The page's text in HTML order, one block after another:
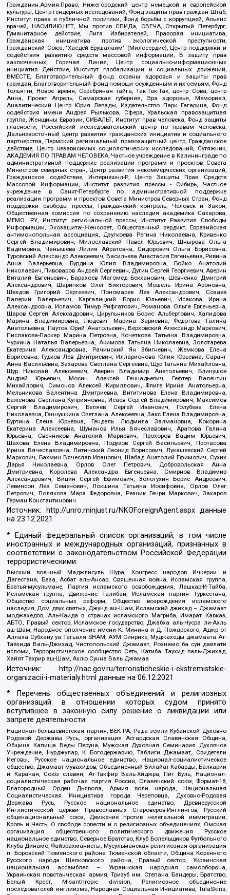
Гражданин.Армия.Право, Нижегородский центр немецкой и европейской
культуры, Центр гендерных исследований, Фонд защиты прав граждан Штаб,
Институт права и публичной политики, Фонд борьбы с коррупцией, Альянс
врачей, НАСИЛИЮ.НЕТ, Мы против СПИДа, СВЕЧА, Открытый Петербург,
Гуманитарное действие, Лига Избирателей, Правовая инициатива,
Гражданская инициатива против экологической преступности,
Гражданский Союз, "Хасдей Ерушалаим" (Милосердие), Центр поддержки и
содействия развитию средств массовой информации, В защиту прав
заключенных, Горячая Линия, Центр социально-информационных
инициатив Действие, Институт глобализации и социальных движений,
ВМЕСТЕ, Благотворительный фонд охраны здоровья и защиты прав
граждан, Благотворительный фонд помощи осужденным и их семьям, Фонд
Тольятти, Новое время, Серебряная тайга, Так-Так-Так, центр Сова, центр
Анна, Проект Апрель, Самарская губерния, Эра здоровья, Мемориал,
Аналитический Центр Юрия Левады, Издательство Парк Гагарина, Фонд
содействия имени Андрея Рылькова, Сфера, Уральская правозащитная
группа, Женщины Евразии, СИБАЛЬТ, Институт прав человека, Фонд защиты
гласности, Российский исследовательский центр по правам человека,
Дальневосточный центр развития гражданских инициатив и социального
партнерства, Пермский региональный правозащитный центр, Гражданское
действие, Центр независимых социологических исследований, Сутяжник,
АКАДЕМИЯ ПО ПРАВАМ ЧЕЛОВЕКА, Частное учреждение в Калининграде по
административной поддержке реализации программ и проектов Совета
Министров северных стран, Центр развития некоммерческих организаций,
Гражданское содействие, Интернешнл-Р, Центр Защиты Прав Средств
Массовой Информации, Институт развития прессы - Сибирь, Частное
учреждение в Санкт-Петербурге по административной поддержке
реализации программ и проектов Совета Министров Северных Стран, Фонд
поддержки свободы прессы, Гражданский контроль, Человек и Закон,
Общественная комиссия по сохранению наследия академика Сахарова,
МЕМО. РУ, Институт региональной прессы, Институт Развития Свободы
Информации, Экозащита!-Женсовет, Общественный вердикт, Евразийская
антимонопольная ассоциация, Дзугкоева Регина Николаевна, Кривенко
Сергей Владимирович, Милославский Павел Юрьевич, Шнырова Ольга
Вадимовна, Чанышева Лилия Айратовна, Сидорович Ольга Борисовна,
Туровский Александр Алексеевич, Васильева Анастасия Евгеньевна, Ривина
Анна Валерьевна, Бурдина Юлия Владимировна, Бойко Анатолий
Николаевич, Пивоваров Андрей Сергеевич, Дугин Сергей Георгиевич, Аверин
Виталий Евгеньевич, Барахоев Магомед Бекханович, Шевченко Дмитрий
Александрович, Шарипков Олег Викторович, Мошель Ирина Ароновна,
Шведов Григорий Сергеевич, Пономарев Лев Александрович, Созаев
Валерий Валерьевич, Каргалицкий Борис Юльевич, Исакова Ирина
Александровна, Исламов Тимур Рифгатович, Романова Ольга Евгеньевна,
Щаров Сергей Алексадрович, Цирульников Борис Альбертович, Халидова
Марина Владимировна, Людевиг Марина Зариевна, Федотова Галина
Анатольевна, Паутов Юрий Анатольевич, Верховский Александр Маркович,
Пислакова-Паркер Марина Петровна, Кочеткова Татьяна Владимировна,
Чуркина Наталья Валерьевна, Акимова Татьяна Николаевна, Золотарева
Екатерина Александровна, Рачинский Ян Збигневич, Жемкова Елена
Борисовна, Гудков Лев Дмитриевич, Илларионова Юлия Юрьевна, Саранг
Анна Васильевна, Захарова Светлана Сергеевна, Щур Татьяна Михайловна,
Щур Николай Алексеевич, Аверин Владимир Анатольевич, Блинушов
Андрей Юрьевич, Мосин Алексей Геннадьевич, Гефтер Валентин
Михайлович, Симонов Алексей Кириллович, Флиге Ирина Анатольевна,
Мельникова Валентина Дмитриевна, Вититинова Елена Владимировна,
Баженова Светлана Куприяновна, Исаев Сергей Владимирович, Максимов
Сергей Владимирович, Беляев Сергей Иванович, Голубева Елена
Николаевна, Ганнушкина Светлана Алексеевна, Закс Елена Владимировна,
Буртина Елена Юрьевна, Гендель Людмила Залмановна, Кокорина
Екатерина Алексеевна, Шуманов Илья Вячеславович, Арапова Галина
Юрьевна, Свечников Анатолий Мариевич, Прохоров Вадим Юрьевич,
Шахова Елена Владимировна, Подузов Сергей Васильевич, Протасова
Ирина Вячеславовна, Литинский Леонид Борисович, Лукашевский Сергей
Маркович, Бахмин Вячеслав Иванович, Шабад Анатолий Ефимович, Сухих
Дарья Николаевна, Орлов Олег Петрович, Добровольская Анна
Дмитриевна, Королева Александра Евгеньевна, Смирнов Владимир
Александрович, Вицин Сергей Ефимович, Золотухин Борис Андреевич,
Левинсон Лев Семенович, Локшина Татьяна Иосифовна, Орлов Олег
Петрович, Полякова Мара Федоровна, Резник Генри Маркович, Захаров
Герман Константинович
Источник: http://unro.minjust.ru/NKOForeignAgent.aspxданные
на23.12.2021
* Единый федеральный список организаций, в том числе
иностранных и международных организаций, признанных в
соответствии с законодательством Российской Федерации
террористическими:
Высший военный Маджлисуль Шура, Конгресс народов Ичкерии и
Дагестана, База, Асбат аль-Ансар, Священная война, Исламская группа,
Братья-мусульмане, Партия исламского освобождения, Лашкар-И-Тайба,
Исламская группа, Движение Талибан, Исламская партия Туркестана,
Общество социальных реформ, Общество возрождения исламского
наследия, Дом двух святых, Джунд аш-Шам, Исламский джихад – Джамаат
моджахедов, Аль-Каида в странах исламского Магриба, Имарат Кавказ,
АБТО, Правый сектор, Исламское государство, Джабха аль-Нусра ли-Ахль
аш-Шам, Народное ополчение имени К. Минина и Д. Пожарского, Аджр от
Аллаха Субхану уа Тагьаля SHAM, АУМ Синрике, Муджахеды джамаата Ат-
Тавхида Валь-Джихад, Чистопольский Джамаат, Рохнамо ба суи давлати
исломи, Террористическое сообщество Сеть, Катиба Таухид валь-Джихад,
Хайят Тахрир аш-Шам, Ахлю Сунна Валь Джамаа
Источник:
http://nac.gov.ru/terroristicheskie-i-ekstremistskie-
organizacii-i-materialy.html данные на06.12.2021
* Перечень общественных объединений и религиозных
организаций в отношении которых судом принято
вступившее в законную силу решение о ликвидации или
запрете деятельности:
Национал-большевистская партия, ВЕК РА, Рада земли Кубанской Духовно
Родовой Державы Русь, организация Асгардская Славянская Община,
Община Капища Веды Перуна, Мужская Духовная Семинария Духовное
Учреждение, Нурджулар, К Богодержавию, Таблиги Джамаат, Свидетели
Иеговы, Русское национальное единство, Национал-социалистическое
общество, Джамаат мувахидов, Объединенный Вилайат Кабарды, Балкарии
и Карачая, Союз славян, Ат-Такфир Валь-Хиджра, Пит Буль, Национал-
социалистическая рабочая партия России, Славянский союз, Формат-18,
Благородный Орден Дьявола, Армия воли народа, Национальная
Социалистическая Инициатива города Череповца, Духовно-Родовая
Держава Русь, Русское национальное единство, Древнерусской
Инглистической церкви Православных Староверов-Инглингов, Русский
общенациональный союз, Движение против нелегальной иммиграции,
Кровь и Честь, О свободе совести и о религиозных объединениях, Омская
организация общественного политического движения Русское
национальное единство, Северное Братство, Клуб Болельщиков Футбольного
Клуба Динамо, Файзрахманисты, Мусульманская религиозная организация
п. Боровский Тюменского района Тюменской области, Община Коренного
Русского народа Щелковского района, Правый сектор, Украинская
национальная ассамблея – Украинская народная самооборона,
Украинская повстанческая армия, Тризуб им. Степана Бандеры, Братство,
Белый Крест, Misanthropic division, Религиозное объединение
последователей инглиизма, Народная Социальная Инициатива, TulaSkins,